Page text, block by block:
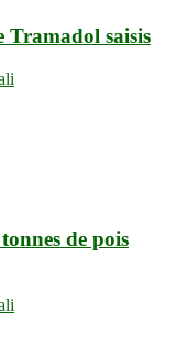
Tramadol saisis
de pois